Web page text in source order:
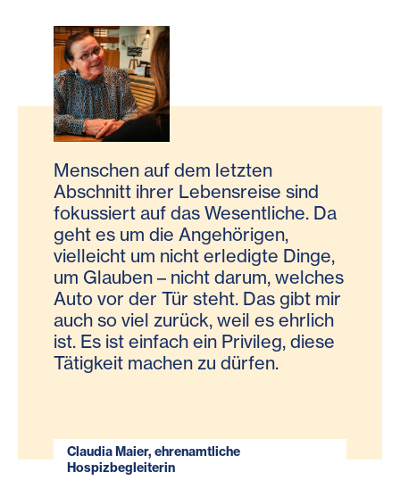
Menschen auf dem letzten
Abschnitt ihrer Lebensreise sind
fokussiert auf das Wesentliche. Da
geht es um die Angehörigen,
vielleicht um nicht erledigte Dinge,
um Glauben – nicht darum, welches
Auto vor der Tür steht. Das gibt mir
auch so viel zurück, weil es ehrlich
ist. Es ist einfach ein Privileg, diese
Tätigkeit machen zu dürfen.
Claudia Maier, ehrenamtliche
Hospizbegleiterin